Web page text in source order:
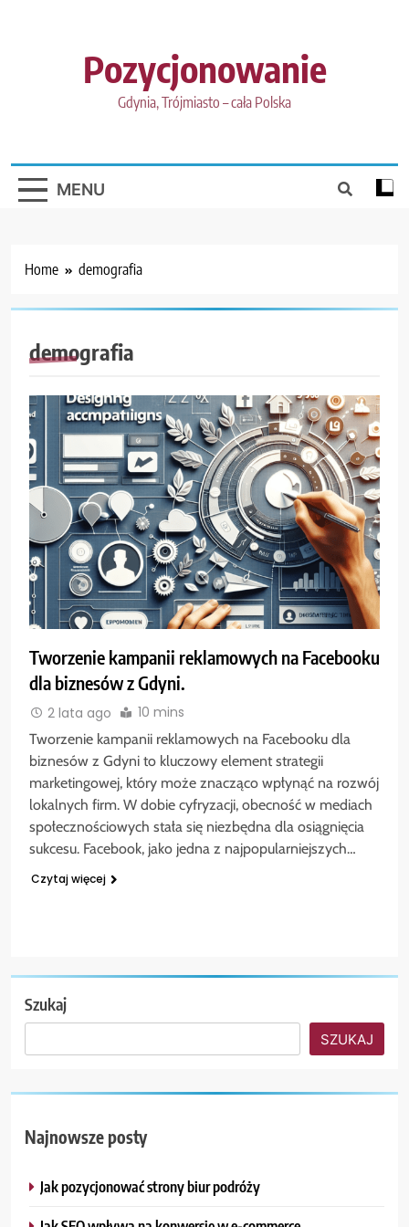
Pozycjonowanie
Gdynia, Trójmiasto – cała Polska
MENU
Home demografia
demografia
Tworzenie kampanii reklamowych na Facebooku
dla biznesów z Gdyni.
2 lata ago 10 mins
Tworzenie kampanii reklamowych na Facebooku dla
biznesów z Gdyni to kluczowy element strategii
marketingowej, który może znacząco wpłynąć na rozwój
lokalnych firm. W dobie cyfryzacji, obecność w mediach
społecznościowych stała się niezbędna dla osiągnięcia
sukcesu. Facebook, jako jedna z najpopularniejszych…
Czytaj więcej
Szukaj
SZUKAJ
Najnowsze posty
Jak pozycjonować strony biur podróży